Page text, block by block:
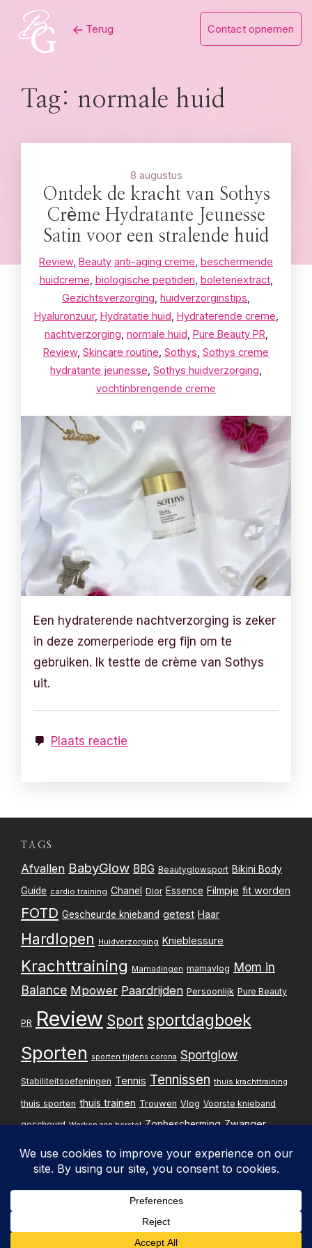
content
Terug Contact opnemen
Tag: normale huid
8 augustus
Ontdek de kracht van Sothys
Crème Hydratante Jeunesse
Satin voor een stralende huid
Review, Beauty anti-aging creme beschermende
huidcreme biologische peptiden boletenextract,
Gezichtsverzorging huidverzorginstips
Hyaluronzuur, Hydratatie huid Hydraterende creme
nachtverzorging normale huid Pure Beauty PR
Review, Skincare routine Sothys Sothys creme
hydratante jeunesse Sothys huidverzorging
vochtinbrengende creme
Een hydraterende nachtverzorging is zeker
in deze zomerperiode erg fijn om te
gebruiken. Ik testte de crème van Sothys
uit.
Plaats reactie
TAGS
Afvallen BabyGlow BBG Beautyglowsport Bikini Body
Guide cardio training Chanel Dior Essence Filmpje fit worden
FOTD Gescheurde knieband getest Haar
Hardlopen Huidverzorging Knieblessure
Krachttraining Mamadingen mamavlog Mom in
Balance Mpower Paardrijden Persoonlijk Pure Beauty
PR Review Sport sportdagboek
Sporten sporten tijdens corona Sportglow
Stabiliteitsoefeningen Tennis Tennissen thuis krachttraining
thuis sporten thuis trainen Trouwen Vlog Voorste knieband
gescheurd Werken aan herstel Zonbescherming Zwanger
d
Pxperfect